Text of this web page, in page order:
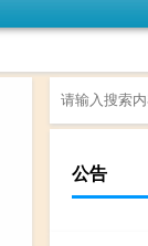
公告